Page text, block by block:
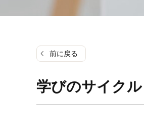
前に戻る
学びのサイク